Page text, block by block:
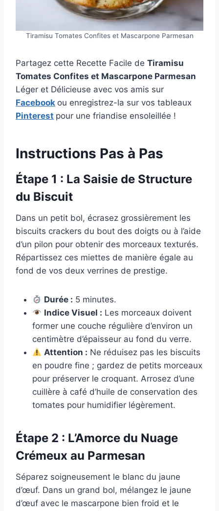
Tiramisu Tomates Confites et Mascarpone Parmesan
Partagez cette Recette Facile de Tiramisu
Tomates Confites et Mascarpone Parmesan
Léger et Délicieuse avec vos amis sur
Facebook ou enregistrez-la sur vos tableaux
Pinterest pour une friandise ensoleillée !
Instructions Pas à Pas
Étape 1 : La Saisie de Structure
du Biscuit
Dans un petit bol, écrasez grossièrement les
biscuits crackers du bout des doigts ou à l’aide
d’un pilon pour obtenir des morceaux texturés.
Répartissez ces miettes de manière égale au
fond de vos deux verrines de prestige.
Durée : 5 minutes.
Indice Visuel : Les morceaux doivent
former une couche régulière d’environ un
centimètre d’épaisseur au fond du verre.
Attention : Ne réduisez pas les biscuits
en poudre fine ; gardez de petits morceaux
pour préserver le croquant. Arrosez d’une
cuillère à café d’huile de conservation des
tomates pour humidifier légèrement.
Étape 2 : L’Amorce du Nuage
Crémeux au Parmesan
Séparez soigneusement le blanc du jaune
d’œuf. Dans un grand bol, mélangez le jaune
d’œuf avec le mascarpone bien froid et le